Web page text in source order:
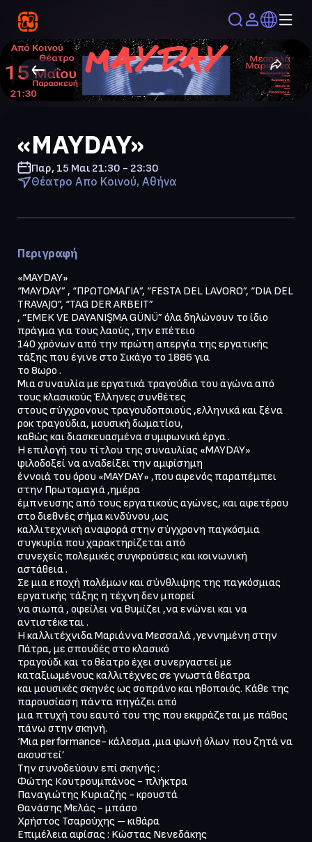
«MAYDAY»
Παρ, 15 Μαι 21:30 - 23:30
Θέατρο Απο Κοινού, Αθήνα
Περιγραφή
«MAYDAY»
“MAYDAY” , “ΠΡΩΤΟΜΑΓΙΑ”, “FESTA DEL LAVORO”, “DIA DEL
TRAVAJO”, “TAG DER ARBEIT”
, “EMEK VE DAYANIŞMA GÜNÜ” όλα δηλώνουν το ίδιο
πράγμα για τους λαούς ,την επέτειο
140 χρόνων από την πρώτη απεργία της εργατικής
τάξης που έγινε στο Σικάγο το 1886 για
το 8ωρο .
Μια συναυλία με εργατικά τραγούδια του αγώνα από
τους κλασικούς Έλληνες συνθέτες
στους σύγχρονους τραγουδοποιούς ,ελληνικά και ξένα
ροκ τραγούδια, μουσική δωματίου,
καθώς και διασκευασμένα συμφωνικά έργα .
Η επιλογή του τίτλου της συναυλίας «MAYDAY»
φιλοδοξεί να αναδείξει την αμφίσημη
έννοιά του όρου «MAYDAY» ,που αφενός παραπέμπει
στην Πρωτομαγιά ,ημέρα
έμπνευσης από τους εργατικούς αγώνες, και αφετέρου
στο διεθνές σήμα κινδύνου ,ως
καλλιτεχνική αναφορά στην σύγχρονη παγκόσμια
συγκυρία που χαρακτηρίζεται από
συνεχείς πολεμικές συγκρούσεις και κοινωνική
αστάθεια .
Σε μια εποχή πολέμων και σύνθλιψης της παγκόσμιας
εργατικής τάξης η τέχνη δεν μπορεί
να σιωπά , οφείλει να θυμίζει ,να ενώνει και να
αντιστέκεται .
Η καλλιτέχνιδα Μαριάννα Μεσσαλά ,γεννημένη στην
Πάτρα, με σπουδές στο κλασικό
τραγούδι και το θέατρο έχει συνεργαστεί με
καταξιωμένους καλλιτέχνες σε γνωστά θέατρα
και μουσικές σκηνές ως σοπράνο και ηθοποιός. Κάθε της
παρουσίαση πάντα πηγάζει από
μια πτυχή του εαυτό του της που εκφράζεται με πάθος
πάνω στην σκηνή.
‘Μια performance- κάλεσμα ,μια φωνή όλων που ζητά να
ακουστεί’
Την συνοδεύουν επί σκηνής :
Φώτης Κουτρουμπάνος - πλήκτρα
Παναγιώτης Κυριαζής - κρουστά
Θανάσης Μελάς - μπάσο
Χρήστος Τσαρούχης – κιθάρα
Επιμέλεια αφίσας : Kώστας Νενεδάκης